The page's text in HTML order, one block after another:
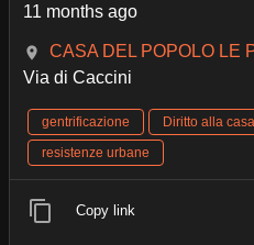
11 months ago
CASA DEL POPOLO LE
Via di Caccini
gentrificazione Diritto alla casa
resistenze urbane
Copy link